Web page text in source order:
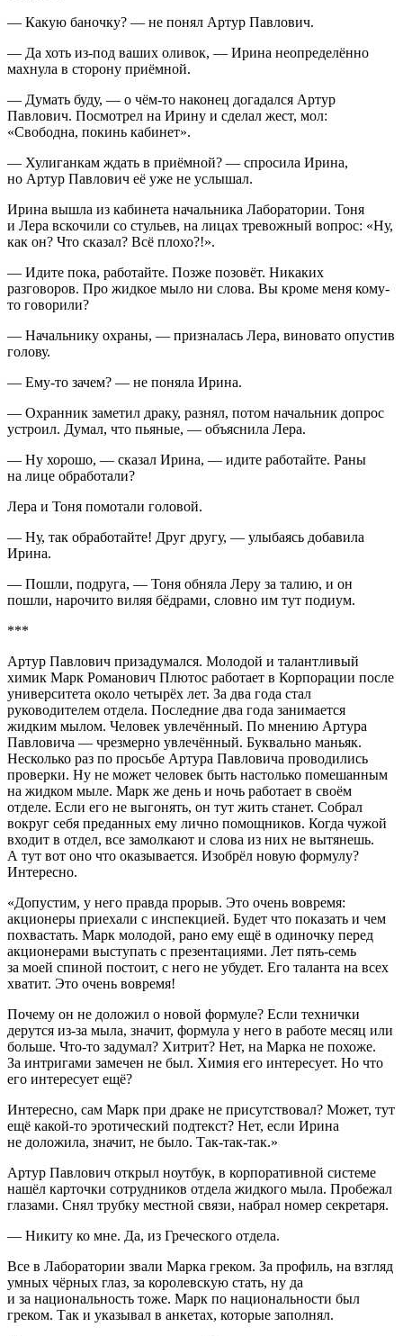
— Какую баночку? — не понял Артур Павлович.
— Да хоть из-под ваших оливок, — Ирина неопределённо
махнула в сторону приёмной.
— Думать буду, — о чём-то наконец догадался Артур
Павлович. Посмотрел на Ирину и сделал жест, мол:
«Свободна, покинь кабинет».
— Хулиганкам ждать в приёмной? — спросила Ирина,
но Артур Павлович её уже не услышал.
Ирина вышла из кабинета начальника Лаборатории. Тоня
и Лера вскочили со стульев, на лицах тревожный вопрос: «Ну,
как он? Что сказал? Всё плохо?!».
— Идите пока, работайте. Позже позовёт. Никаких
разговоров. Про жидкое мыло ни слова. Вы кроме меня кому-
то говорили?
— Начальнику охраны, — призналась Лера, виновато опустив
голову.
— Ему-то зачем? — не поняла Ирина.
— Охранник заметил драку, разнял, потом начальник допрос
устроил. Думал, что пьяные, — объяснила Лера.
— Ну хорошо, — сказал Ирина, — идите работайте. Раны
на лице обработали?
Лера и Тоня помотали головой.
— Ну, так обработайте! Друг другу, — улыбаясь добавила
Ирина.
— Пошли, подруга, — Тоня обняла Леру за талию, и он
пошли, нарочито виляя бёдрами, словно им тут подиум.
***
Артур Павлович призадумался. Молодой и талантливый
химик Марк Романович Плютос работает в Корпорации после
университета около четырёх лет. За два года стал
руководителем отдела. Последние два года занимается
жидким мылом. Человек увлечённый. По мнению Артура
Павловича — чрезмерно увлечённый. Буквально маньяк.
Несколько раз по просьбе Артура Павловича проводились
проверки. Ну не может человек быть настолько помешанным
на жидком мыле. Марк же день и ночь работает в своём
отделе. Если его не выгонять, он тут жить станет. Собрал
вокруг себя преданных ему лично помощников. Когда чужой
входит в отдел, все замолкают и слова из них не вытянешь.
А тут вот оно что оказывается. Изобрёл новую формулу?
Интересно.
«Допустим, у него правда прорыв. Это очень вовремя:
акционеры приехали с инспекцией. Будет что показать и чем
похвастать. Марк молодой, рано ему ещё в одиночку перед
акционерами выступать с презентациями. Лет пять-семь
за моей спиной постоит, с него не убудет. Его таланта на всех
хватит. Это очень вовремя!
Почему он не доложил о новой формуле? Если технички
дерутся из-за мыла, значит, формула у него в работе месяц или
больше. Что-то задумал? Хитрит? Нет, на Марка не похоже.
За интригами замечен не был. Химия его интересует. Но что
его интересует ещё?
Интересно, сам Марк при драке не присутствовал? Может, тут
ещё какой-то эротический подтекст? Нет, если Ирина
не доложила, значит, не было. Так-так-так.»
Артур Павлович открыл ноутбук, в корпоративной системе
нашёл карточки сотрудников отдела жидкого мыла. Пробежал
глазами. Снял трубку местной связи, набрал номер секретаря.
— Никиту ко мне. Да, из Греческого отдела.
Все в Лаборатории звали Марка греком. За профиль, на взгляд
умных чёрных глаз, за королевскую стать, ну да
и за национальность тоже. Марк по национальности был
греком. Так и указывал в анкетах, которые заполнял.